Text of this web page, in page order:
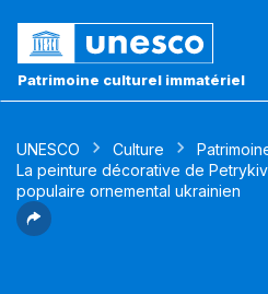
Patrimoine culturel immatériel
UNESCO Culture
La peinture décorative de
populaire ornemental ukrainien